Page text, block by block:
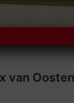
van